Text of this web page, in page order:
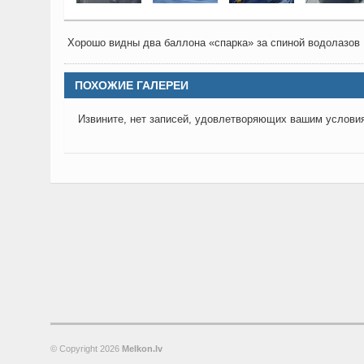
Хорошо видны два баллона «спарка» за спиной водолазов
ПОХОЖИЕ ГАЛЕРЕИ
Извините, нет записей, удовлетворяющих вашим
© Copyright 2026 Melkon.lv